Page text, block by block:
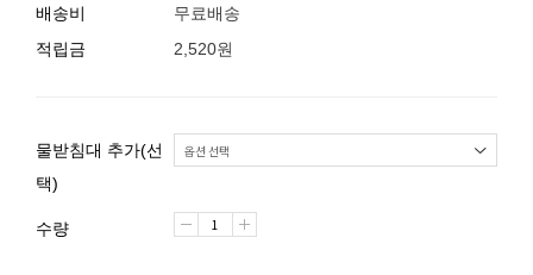
배송비
무료배송
적립금
2,520원
물받침대 추가(선
택)
수량